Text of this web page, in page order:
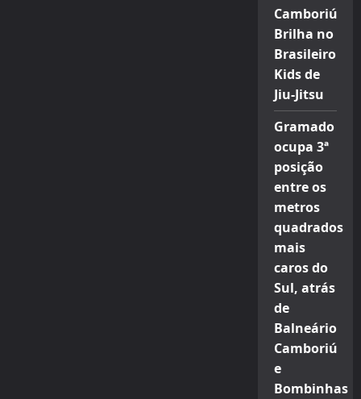
Camboriú
Brilha no
Brasileiro
Kids de
Jiu-Jitsu
Gramado
ocupa 3ª
posição
entre os
metros
quadrados
mais
caros do
Sul, atrás
de
Balneário
Camboriú
e
Bombinhas